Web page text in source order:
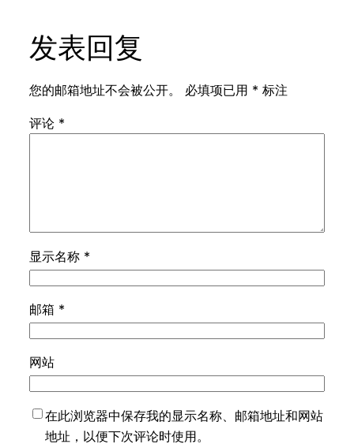
发表回复
您的邮箱地址不会被公开。 必填项已用 * 标注
评论 *
显示名称 *
邮箱 *
网站
在此浏览器中保存我的显示名称、邮箱地址和网站
地址，以便下次评论时使用。